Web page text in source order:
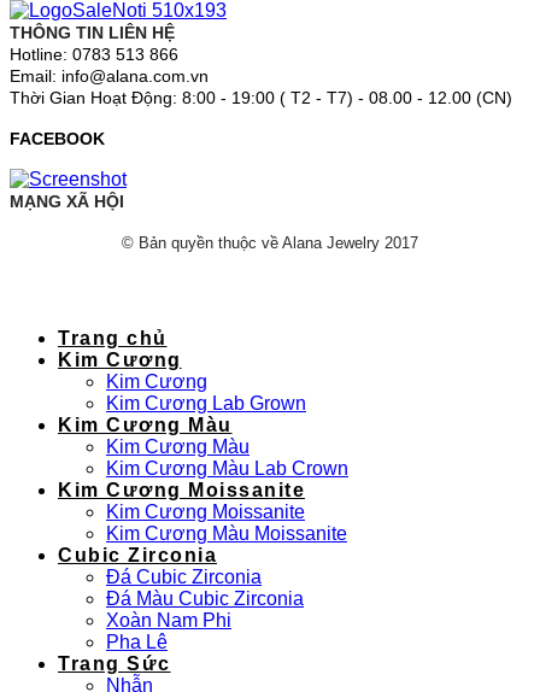
THÔNG TIN LIÊN HỆ
Hotline: 0783 513 866
Email: info@alana.com.vn
Thời Gian Hoạt Động: 8:00 - 19:00 ( T2 - T7) - 08.00 - 12.00 (CN)
FACEBOOK
MẠNG XÃ HỘI
© Bản quyền thuộc về Alana Jewelry 2017
Trang chủ
Kim Cương
Kim Cương
Kim Cương Lab Grown
Kim Cương Màu
Kim Cương Màu
Kim Cương Màu Lab Crown
Kim Cương Moissanite
Kim Cương Moissanite
Kim Cương Màu Moissanite
Cubic Zirconia
Đá Cubic Zirconia
Đá Màu Cubic Zirconia
Xoàn Nam Phi
Pha Lê
Trang Sức
Nhẫn